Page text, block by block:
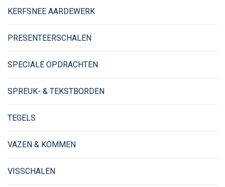
KERFSNEE AARDEWERK
PRESENTEERSCHALEN
SPECIALE OPDRACHTEN
SPREUK- & TEKSTBORDEN
TEGELS
VAZEN & KOMMEN
VISSCHALEN